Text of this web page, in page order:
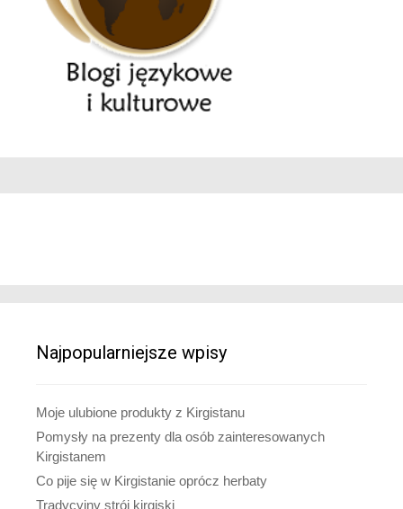
Najpopularniejsze wpisy
Moje ulubione produkty z Kirgistanu
Pomysły na prezenty dla osób zainteresowanych
Kirgistanem
Co pije się w Kirgistanie oprócz herbaty
Tradycyjny strój kirgiski